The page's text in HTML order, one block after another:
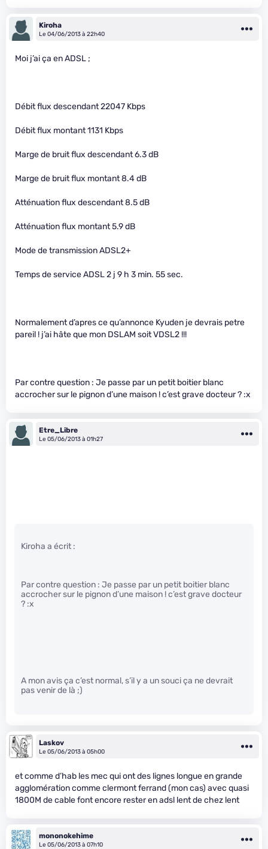
Kiroha
Le 04/06/2013 à 22h40
Moi j’ai ça en ADSL ;
Débit flux descendant 22047 Kbps
Débit flux montant 1131 Kbps
Marge de bruit flux descendant 6.3 dB
Marge de bruit flux montant 8.4 dB
Atténuation flux descendant 8.5 dB
Atténuation flux montant 5.9 dB
Mode de transmission ADSL2+
Temps de service ADSL 2 j 9 h 3 min. 55 sec.
Normalement d’apres ce qu’annonce Kyuden je devrais petre
pareil ! j’ai hâte que mon DSLAM soit VDSL2 !!!
Par contre question : Je passe par un petit boitier blanc
accrocher sur le pignon d’une maison ! c’est grave docteur ? :x
Etre_Libre
Le 05/06/2013 à 01h27
Kiroha a écrit :
Par contre question : Je passe par un petit boitier blanc
accrocher sur le pignon d’une maison ! c’est grave docteur
? :x
A mon avis ça c’est normal, s’il y a un souci ça ne devrait
pas venir de là ;)
Laskov
Le 05/06/2013 à 05h00
et comme d’hab les mec qui ont des lignes longue en grande
agglomération comme clermont ferrand (mon cas) avec quasi
1800M de cable font encore rester en adsl lent de chez lent
mononokehime
Le 05/06/2013 à 07h10